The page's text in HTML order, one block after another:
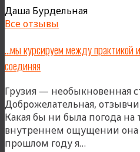
энергия…
Она
устаканивается
перестраивает
всю
меня»
Даша Бурдельная
Все отзывы
…мы курсируем между практикой
соединяя
Грузия — необыкновенная
Доброжелательная,
Какая бы ни была погода
внутреннем ощущении она
прошлом году я…